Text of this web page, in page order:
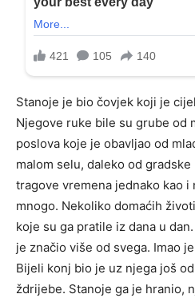
Stanoje je bio čovjek koji je
Njegove ruke bile su grube od
poslova koje je obavljao od
malom selu, daleko od
tragove vremena jednako kao i
mnogo. Nekoliko domaćih
koje su ga pratile iz dana u
je značio više od svega. Imao
Bijeli konj bio je uz njega još
ždrijebe. Stanoje ga je hranio,